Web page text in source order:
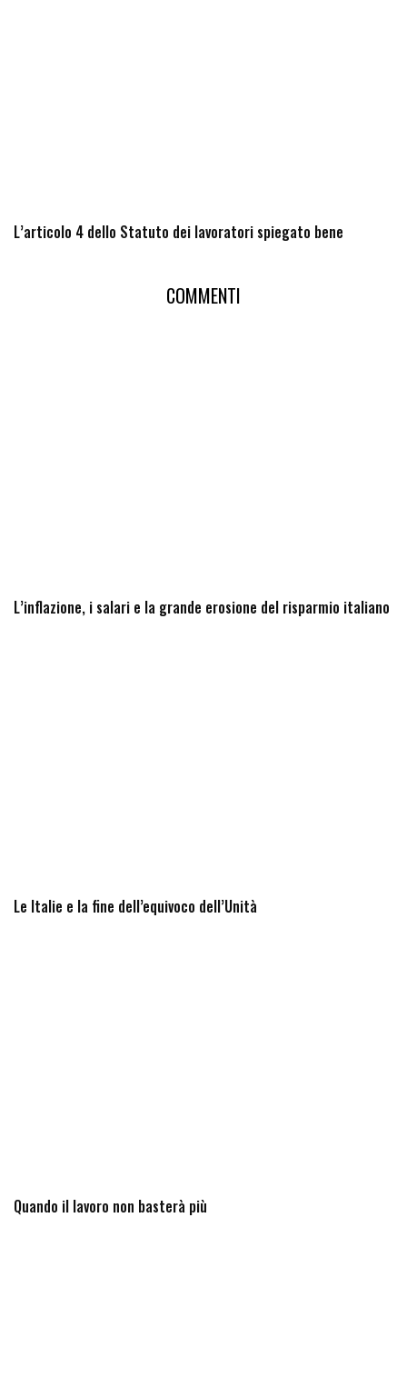
L’articolo 4 dello Statuto dei lavoratori spiegato bene
COMMENTI
L’inflazione, i salari e la grande erosione del risparmio italiano
Le Italie e la fine dell’equivoco dell’Unità
Quando il lavoro non basterà più